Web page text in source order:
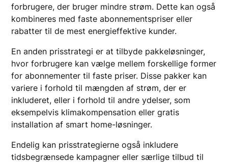
forbrugere, der bruger mindre strøm. Dette kan også
kombineres med faste abonnementspriser eller
rabatter til de mest energieffektive kunder.
En anden prisstrategi er at tilbyde pakkeløsninger,
hvor forbrugere kan vælge mellem forskellige former
for abonnementer til faste priser. Disse pakker kan
variere i forhold til mængden af strøm, der er
inkluderet, eller i forhold til andre ydelser, som
eksempelvis klimakompensation eller gratis
installation af smart home-løsninger.
Endelig kan prisstrategierne også inkludere
tidsbegrænsede kampagner eller særlige tilbud til